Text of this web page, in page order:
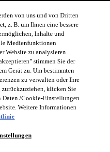
von uns und von Dritten
z. B. um Ihnen eine bessere
Inhalte und
Medienfunktionen
Website zu analysieren.
stimmen Sie der
Gerät zu. Um bestimmten
zu verwalten oder Ihre
klicken Sie
/Cookie-Einstellungen
Weitere Informationen